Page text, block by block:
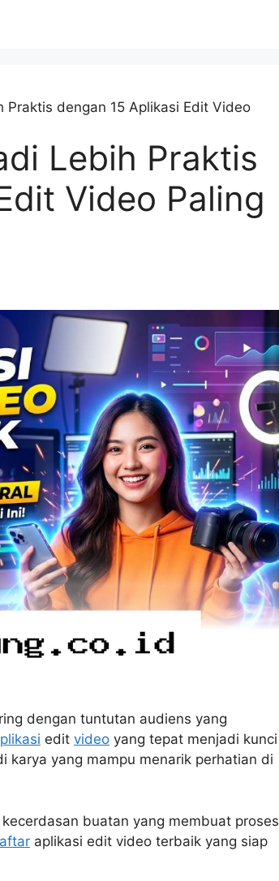
Praktis dengan 15 Aplikasi Edit Video
Lebih Praktis
Video Paling
dengan tuntutan audiens yang
edit video yang tepat menjadi kunci
karya yang mampu menarik perhatian di
buatan yang membuat proses
aplikasi edit video terbaik yang siap